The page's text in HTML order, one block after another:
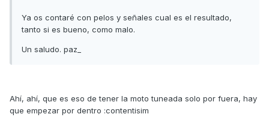
Ya os contaré con pelos y señales cual es el resultado,
tanto si es bueno, como malo.
Un saludo. paz_
Ahí, ahí, que es eso de tener la moto tuneada solo por fuera, hay
que empezar por dentro :contentisim